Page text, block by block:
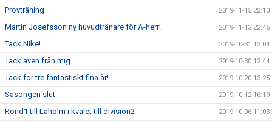
Provträning 2019-11-15 22:10
Martin Josefsson ny huvudtränare för A-herr! 2019-11-13 22:45
Tack Nike! 2019-10-31 13:04
Tack även från mig 2019-10-30 12:44
Tack för tre fantastiskt fina år! 2019-10-20 13:25
Säsongen slut 2019-10-12 16:19
Rond1 till Laholm i kvalet till division2 2019-10-06 11:03